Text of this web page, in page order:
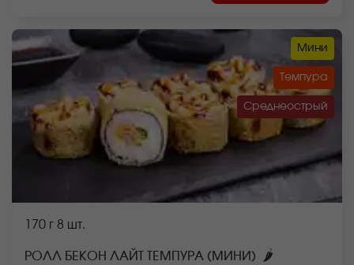
Мини
Темпура
Среднеострый
170 г 8 шт.
РОЛЛ БЕКОН ЛАЙТ ТЕМПУРА (МИНИ) 🌶